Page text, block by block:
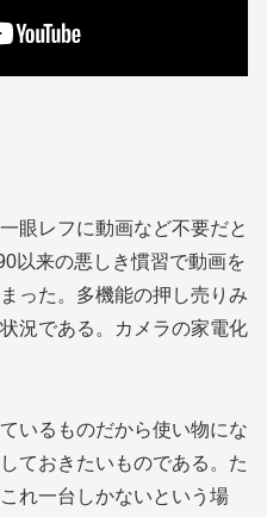
眼レフに動画など不要だと
以来の悪しき慣習で動画を
った。多機能の押し売りみ
況である。カメラの家電化
いるものだから使い物にな
ておきたいものである。た
れ一台しかないという場